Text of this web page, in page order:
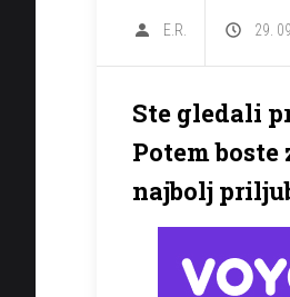
E.R. 29.
Ste gledali
Potem
najbolj